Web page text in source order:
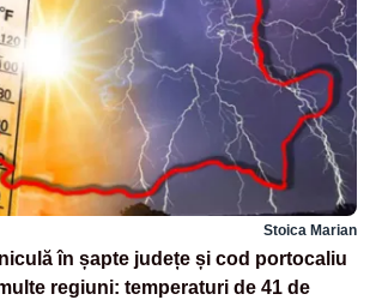
Stoica Marian
în șapte județe și cod portocaliu
regiuni: temperaturi de 41 de